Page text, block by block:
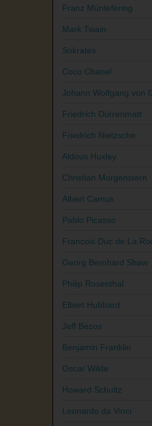
Franz Müntefering
Mark Twain
Sokrates
Coco Chanel
Johann Wolfgang von
Friedrich Dürrenmatt
Friedrich Nietzsche
Aldous Huxley
Christian Morgenstern
Albert Camus
Pablo Picasso
Francois Duc de La
Georg Bernhard Shaw
Philip Rosenthal
Elbert Hubbard
Jeff Bezos
Benjamin Franklin
Oscar Wilde
Howard Schultz
Leonardo da Vinci